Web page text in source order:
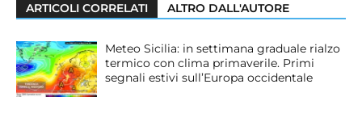
ARTICOLI CORRELATI ALTRO DALL'AUTORE
Meteo Sicilia: in settimana graduale rialzo
termico con clima primaverile. Primi
segnali estivi sull’Europa occidentale